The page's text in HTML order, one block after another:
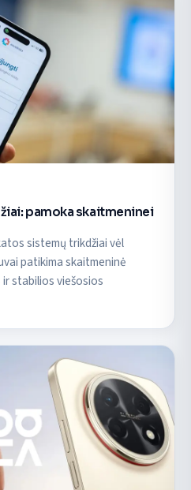
pamoka skaitmeninei
sistemų trikdžiai vėl
patikima skaitmeninė
stabilios viešosios